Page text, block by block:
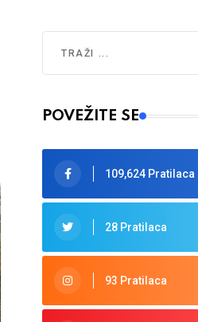
Type 2 or more characters
POVEŽITE SE
109,624 Pratilaca
28 Pratilaca
93 Pratilaca